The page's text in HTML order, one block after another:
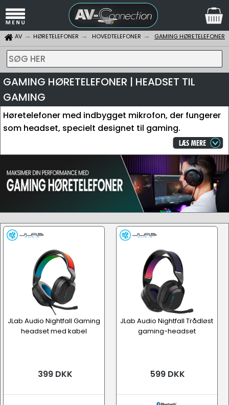
AV HØRETELEFONER HOVEDTELEFONER GAMING HØRETELEFONER
SØG HER
GAMING HØRETELEFONER | HEADSET TIL
GAMING
Høretelefoner med indbygget mikrofon, der fungerer
som headset, specielt designet til gaming.
JLab Audio Nightfall Gaming
headset med kabel
399 DKK
JLab Audio Nightfall Trådløst
gaming-headset
599 DKK